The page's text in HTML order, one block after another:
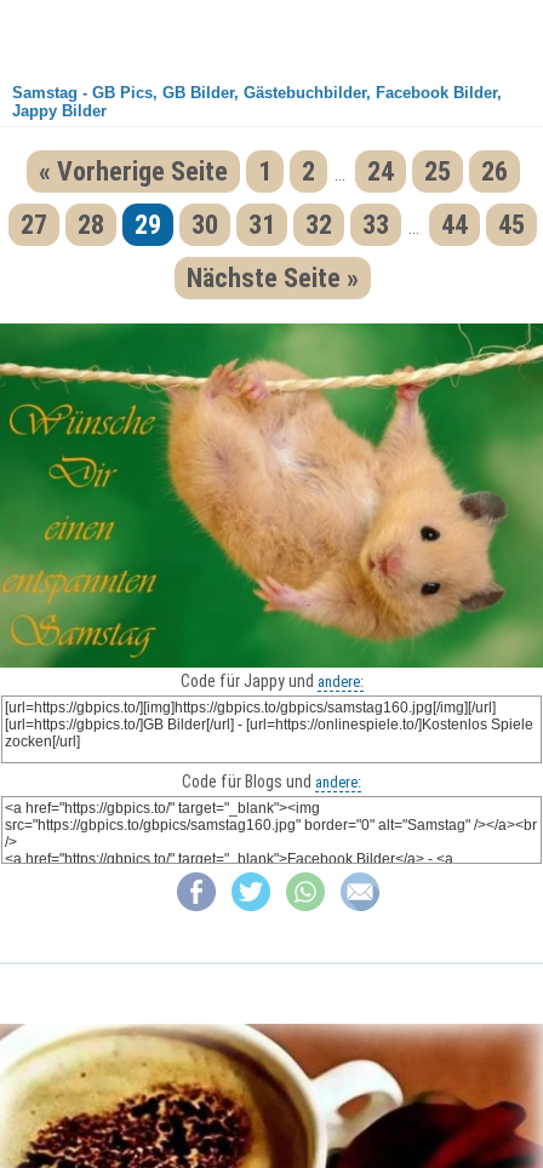
Samstag - GB Pics, GB Bilder, Gästebuchbilder, Facebook Bilder,
Jappy Bilder
« Vorherige Seite 1 2 24 25
26
27
28 29 30 31 32 33 44
45
Nächste Seite »
Code für Jappy und andere:
Code für Blogs und andere: